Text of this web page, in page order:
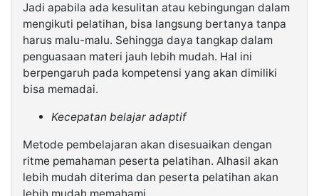
Jadi apabila ada kesulitan atau kebingungan dalam
mengikuti pelatihan, bisa langsung bertanya tanpa
harus malu-malu. Sehingga daya tangkap dalam
penguasaan materi jauh lebih mudah. Hal ini
berpengaruh pada kompetensi yang akan dimiliki
bisa memadai.
Kecepatan belajar adaptif
Metode pembelajaran akan disesuaikan dengan
ritme pemahaman peserta pelatihan. Alhasil akan
lebih mudah diterima dan peserta pelatihan akan